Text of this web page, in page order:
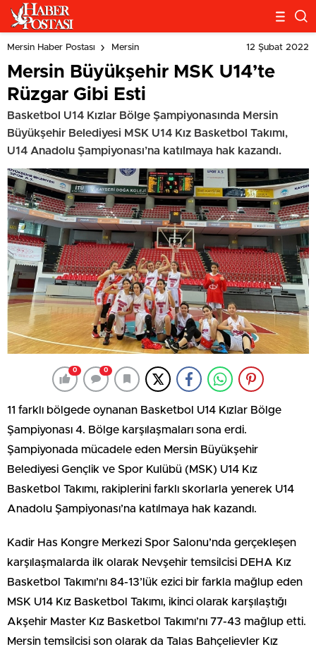
Mersin Haber Postası Mersin 12 Şubat 2022
Mersin Büyükşehir MSK U14’te
Rüzgar Gibi Esti
Basketbol U14 Kızlar Bölge Şampiyonasında Mersin
Büyükşehir Belediyesi MSK U14 Kız Basketbol Takımı,
U14 Anadolu Şampiyonası’na katılmaya hak kazandı.
0 0
11 farklı bölgede oynanan Basketbol U14 Kızlar Bölge
Şampiyonası 4. Bölge karşılaşmaları sona erdi.
Şampiyonada mücadele eden Mersin Büyükşehir
Belediyesi Gençlik ve Spor Kulübü (MSK) U14 Kız
Basketbol Takımı, rakiplerini farklı skorlarla yenerek U14
Anadolu Şampiyonası’na katılmaya hak kazandı.
Kadir Has Kongre Merkezi Spor Salonu’nda gerçekleşen
karşılaşmalarda ilk olarak Nevşehir temsilcisi DEHA Kız
Basketbol Takımı’nı 84-13’lük ezici bir farkla mağlup eden
MSK U14 Kız Basketbol Takımı, ikinci olarak karşılaştığı
Akşehir Master Kız Basketbol Takımı’nı 77-43 mağlup etti.
Mersin temsilcisi son olarak da Talas Bahçelievler Kız